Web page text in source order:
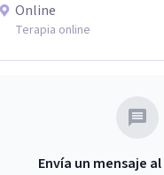
Online
Terapia online
Envía un mensaje